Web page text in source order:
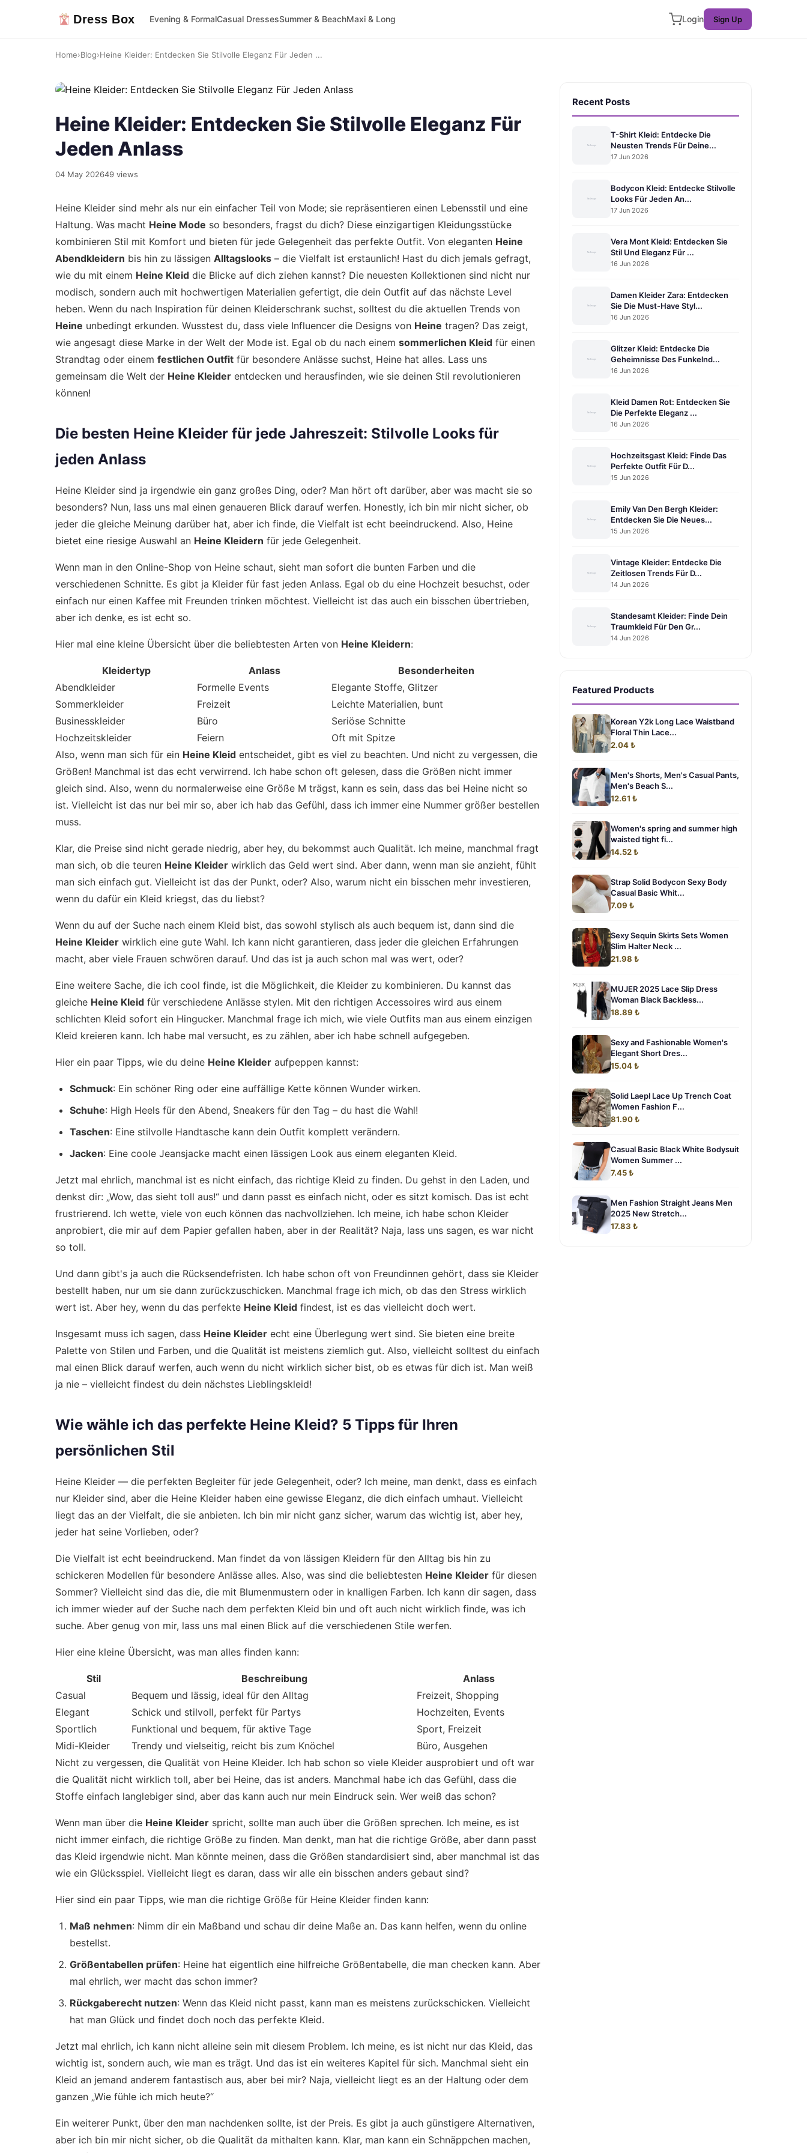
Dress Box Evening & FormalCasual DressesSummer & BeachMaxi & Long Login Sign Up
Home›Blog›Heine Kleider: Entdecken Sie Stilvolle Eleganz Für Jeden ...
Heine Kleider: Entdecken Sie Stilvolle Eleganz Für
Jeden Anlass
04 May 202649 views
Heine Kleider sind mehr als nur ein einfacher Teil von Mode; sie repräsentieren einen Lebensstil und eine
Haltung. Was macht Heine Mode so besonders, fragst du dich? Diese einzigartigen Kleidungsstücke
kombinieren Stil mit Komfort und bieten für jede Gelegenheit das perfekte Outfit. Von eleganten Heine
Abendkleidern bis hin zu lässigen Alltagslooks – die Vielfalt ist erstaunlich! Hast du dich jemals gefragt,
wie du mit einem Heine Kleid die Blicke auf dich ziehen kannst? Die neuesten Kollektionen sind nicht nur
modisch, sondern auch mit hochwertigen Materialien gefertigt, die dein Outfit auf das nächste Level
heben. Wenn du nach Inspiration für deinen Kleiderschrank suchst, solltest du die aktuellen Trends von
Heine unbedingt erkunden. Wusstest du, dass viele Influencer die Designs von Heine tragen? Das zeigt,
wie angesagt diese Marke in der Welt der Mode ist. Egal ob du nach einem sommerlichen Kleid für einen
Strandtag oder einem festlichen Outfit für besondere Anlässe suchst, Heine hat alles. Lass uns
gemeinsam die Welt der Heine Kleider entdecken und herausfinden, wie sie deinen Stil revolutionieren
können!
Die besten Heine Kleider für jede Jahreszeit: Stilvolle Looks für
jeden Anlass
Heine Kleider sind ja irgendwie ein ganz großes Ding, oder? Man hört oft darüber, aber was macht sie so
besonders? Nun, lass uns mal einen genaueren Blick darauf werfen. Honestly, ich bin mir nicht sicher, ob
jeder die gleiche Meinung darüber hat, aber ich finde, die Vielfalt ist echt beeindruckend. Also, Heine
bietet eine riesige Auswahl an Heine Kleidern für jede Gelegenheit.
Wenn man in den Online-Shop von Heine schaut, sieht man sofort die bunten Farben und die
verschiedenen Schnitte. Es gibt ja Kleider für fast jeden Anlass. Egal ob du eine Hochzeit besuchst, oder
einfach nur einen Kaffee mit Freunden trinken möchtest. Vielleicht ist das auch ein bisschen übertrieben,
aber ich denke, es ist echt so.
Hier mal eine kleine Übersicht über die beliebtesten Arten von Heine Kleidern:
Kleidertyp Anlass
Besonderheiten
Abendkleider
Formelle Events
Elegante Stoffe, Glitzer
Sommerkleider
Freizeit
Leichte Materialien, bunt
Businesskleider
Büro
Seriöse Schnitte
Hochzeitskleider
Feiern
Oft mit Spitze
Also, wenn man sich für ein Heine Kleid entscheidet, gibt es viel zu beachten. Und nicht zu vergessen, die
Größen! Manchmal ist das echt verwirrend. Ich habe schon oft gelesen, dass die Größen nicht immer
gleich sind. Also, wenn du normalerweise eine Größe M trägst, kann es sein, dass das bei Heine nicht so
ist. Vielleicht ist das nur bei mir so, aber ich hab das Gefühl, dass ich immer eine Nummer größer bestellen
muss.
Klar, die Preise sind nicht gerade niedrig, aber hey, du bekommst auch Qualität. Ich meine, manchmal fragt
man sich, ob die teuren Heine Kleider wirklich das Geld wert sind. Aber dann, wenn man sie anzieht, fühlt
man sich einfach gut. Vielleicht ist das der Punkt, oder? Also, warum nicht ein bisschen mehr investieren,
wenn du dafür ein Kleid kriegst, das du liebst?
Wenn du auf der Suche nach einem Kleid bist, das sowohl stylisch als auch bequem ist, dann sind die
Heine Kleider wirklich eine gute Wahl. Ich kann nicht garantieren, dass jeder die gleichen Erfahrungen
macht, aber viele Frauen schwören darauf. Und das ist ja auch schon mal was wert, oder?
Eine weitere Sache, die ich cool finde, ist die Möglichkeit, die Kleider zu kombinieren. Du kannst das
gleiche Heine Kleid für verschiedene Anlässe stylen. Mit den richtigen Accessoires wird aus einem
schlichten Kleid sofort ein Hingucker. Manchmal frage ich mich, wie viele Outfits man aus einem einzigen
Kleid kreieren kann. Ich habe mal versucht, es zu zählen, aber ich habe schnell aufgegeben.
Hier ein paar Tipps, wie du deine Heine Kleider aufpeppen kannst:
Schmuck: Ein schöner Ring oder eine auffällige Kette können Wunder wirken.
Schuhe: High Heels für den Abend, Sneakers für den Tag – du hast die Wahl!
Taschen: Eine stilvolle Handtasche kann dein Outfit komplett verändern.
Jacken: Eine coole Jeansjacke macht einen lässigen Look aus einem eleganten Kleid.
Jetzt mal ehrlich, manchmal ist es nicht einfach, das richtige Kleid zu finden. Du gehst in den Laden, und
denkst dir: „Wow, das sieht toll aus!“ und dann passt es einfach nicht, oder es sitzt komisch. Das ist echt
frustrierend. Ich wette, viele von euch können das nachvollziehen. Ich meine, ich habe schon Kleider
anprobiert, die mir auf dem Papier gefallen haben, aber in der Realität? Naja, lass uns sagen, es war nicht
so toll.
Und dann gibt's ja auch die Rücksendefristen. Ich habe schon oft von Freundinnen gehört, dass sie Kleider
bestellt haben, nur um sie dann zurückzuschicken. Manchmal frage ich mich, ob das den Stress wirklich
wert ist. Aber hey, wenn du das perfekte Heine Kleid findest, ist es das vielleicht doch wert.
Insgesamt muss ich sagen, dass Heine Kleider echt eine Überlegung wert sind. Sie bieten eine breite
Palette von Stilen und Farben, und die Qualität ist meistens ziemlich gut. Also, vielleicht solltest du einfach
mal einen Blick darauf werfen, auch wenn du nicht wirklich sicher bist, ob es etwas für dich ist. Man weiß
ja nie – vielleicht findest du dein nächstes Lieblingskleid!
Wie wähle ich das perfekte Heine Kleid? 5 Tipps für Ihren
persönlichen Stil
Heine Kleider — die perfekten Begleiter für jede Gelegenheit, oder? Ich meine, man denkt, dass es einfach
nur Kleider sind, aber die Heine Kleider haben eine gewisse Eleganz, die dich einfach umhaut. Vielleicht
liegt das an der Vielfalt, die sie anbieten. Ich bin mir nicht ganz sicher, warum das wichtig ist, aber hey,
jeder hat seine Vorlieben, oder?
Die Vielfalt ist echt beeindruckend. Man findet da von lässigen Kleidern für den Alltag bis hin zu
schickeren Modellen für besondere Anlässe alles. Also, was sind die beliebtesten Heine Kleider für diesen
Sommer? Vielleicht sind das die, die mit Blumenmustern oder in knalligen Farben. Ich kann dir sagen, dass
ich immer wieder auf der Suche nach dem perfekten Kleid bin und oft auch nicht wirklich finde, was ich
suche. Aber genug von mir, lass uns mal einen Blick auf die verschiedenen Stile werfen.
Hier eine kleine Übersicht, was man alles finden kann:
Stil Beschreibung
Anlass
Casual
Bequem und lässig, ideal für den Alltag
Freizeit, Shopping
Elegant
Schick und stilvoll, perfekt für Partys
Hochzeiten, Events
Sportlich
Funktional und bequem, für aktive Tage
Sport, Freizeit
Midi-Kleider
Trendy und vielseitig, reicht bis zum Knöchel
Büro, Ausgehen
Nicht zu vergessen, die Qualität von Heine Kleider. Ich hab schon so viele Kleider ausprobiert und oft war
die Qualität nicht wirklich toll, aber bei Heine, das ist anders. Manchmal habe ich das Gefühl, dass die
Stoffe einfach langlebiger sind, aber das kann auch nur mein Eindruck sein. Wer weiß das schon?
Wenn man über die Heine Kleider spricht, sollte man auch über die Größen sprechen. Ich meine, es ist
nicht immer einfach, die richtige Größe zu finden. Man denkt, man hat die richtige Größe, aber dann passt
das Kleid irgendwie nicht. Man könnte meinen, dass die Größen standardisiert sind, aber manchmal ist das
wie ein Glücksspiel. Vielleicht liegt es daran, dass wir alle ein bisschen anders gebaut sind?
Hier sind ein paar Tipps, wie man die richtige Größe für Heine Kleider finden kann:
Maß nehmen: Nimm dir ein Maßband und schau dir deine Maße an. Das kann helfen, wenn du online
bestellst.
Größentabellen prüfen: Heine hat eigentlich eine hilfreiche Größentabelle, die man checken kann. Aber
mal ehrlich, wer macht das schon immer?
Rückgaberecht nutzen: Wenn das Kleid nicht passt, kann man es meistens zurückschicken. Vielleicht
hat man Glück und findet doch noch das perfekte Kleid.
Jetzt mal ehrlich, ich kann nicht alleine sein mit diesem Problem. Ich meine, es ist nicht nur das Kleid, das
wichtig ist, sondern auch, wie man es trägt. Und das ist ein weiteres Kapitel für sich. Manchmal sieht ein
Kleid an jemand anderem fantastisch aus, aber bei mir? Naja, vielleicht liegt es an der Haltung oder dem
ganzen „Wie fühle ich mich heute?“
Ein weiterer Punkt, über den man nachdenken sollte, ist der Preis. Es gibt ja auch günstigere Alternativen,
aber ich bin mir nicht sicher, ob die Qualität da mithalten kann. Klar, man kann ein Schnäppchen machen,
Recent Posts
T-Shirt Kleid: Entdecke Die
Neusten Trends Für Deine...
17 Jun 2026
Bodycon Kleid: Entdecke Stilvolle
Looks Für Jeden An...
17 Jun 2026
Vera Mont Kleid: Entdecken Sie
Stil Und Eleganz Für ...
16 Jun 2026
Damen Kleider Zara: Entdecken
Sie Die Must-Have Styl...
16 Jun 2026
Glitzer Kleid: Entdecke Die
Geheimnisse Des Funkelnd...
16 Jun 2026
Kleid Damen Rot: Entdecken Sie
Die Perfekte Eleganz ...
16 Jun 2026
Hochzeitsgast Kleid: Finde Das
Perfekte Outfit Für D...
15 Jun 2026
Emily Van Den Bergh Kleider:
Entdecken Sie Die Neues...
15 Jun 2026
Vintage Kleider: Entdecke Die
Zeitlosen Trends Für D...
14 Jun 2026
Standesamt Kleider: Finde Dein
Traumkleid Für Den Gr...
14 Jun 2026
Featured Products
Korean Y2k Long Lace Waistband
Floral Thin Lace...
2.04 ₺
Men's Shorts, Men's Casual Pants,
Men's Beach S...
12.61 ₺
Women's spring and summer high
waisted tight fi...
14.52 ₺
Strap Solid Bodycon Sexy Body
Casual Basic Whit...
7.09 ₺
Sexy Sequin Skirts Sets Women
Slim Halter Neck ...
21.98 ₺
MUJER 2025 Lace Slip Dress
Woman Black Backless...
18.89 ₺
Sexy and Fashionable Women's
Elegant Short Dres...
15.04 ₺
Solid Laepl Lace Up Trench Coat
Women Fashion F...
81.90 ₺
Casual Basic Black White Bodysuit
Women Summer ...
7.45 ₺
Men Fashion Straight Jeans Men
2025 New Stretch...
17.83 ₺